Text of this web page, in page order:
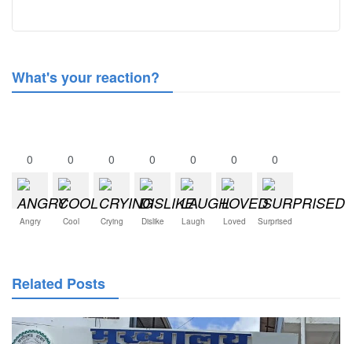
What's your reaction?
0
Angry
0
Cool
0
Crying
0
Dislike
0
Laugh
0
Loved
0
Surprised
Related Posts